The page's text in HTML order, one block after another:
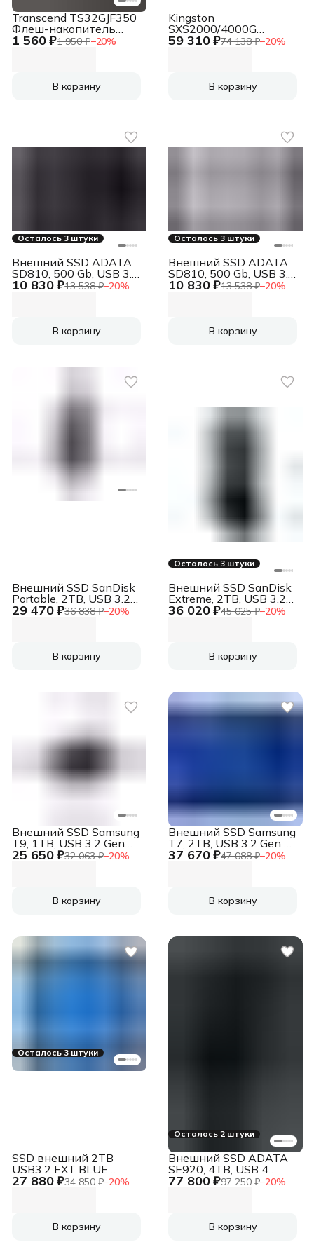
1 560 ₽1 950 ₽−20%
Transcend TS32GJF350
Флеш-накопитель
32GB JetFlash 350
В корзину
59 310 ₽74 138 ₽−20%
Kingston
SXS2000/4000G
Тведотельный
В корзину
Осталось 3 штуки
10 830 ₽13 538 ₽−20%
Внешний SSD ADATA
SD810, 500 Gb, USB 3.2
Gen 2x2 Type-C, R/W
В корзину
Осталось 3 штуки
10 830 ₽13 538 ₽−20%
Внешний SSD ADATA
SD810, 500 Gb, USB 3.2
Gen 2x2 Type-C, R/W
В корзину
29 470 ₽36 838 ₽−20%
Внешний SSD SanDisk
Portable, 2TB, USB 3.2
Gen 2 Type-C, R/W
В корзину
Осталось 3 штуки
36 020 ₽45 025 ₽−20%
Внешний SSD SanDisk
Extreme, 2TB, USB 3.2
Gen 2 Type-C, R/W
В корзину
25 650 ₽32 063 ₽−20%
Внешний SSD Samsung
T9, 1TB, USB 3.2 Gen
2x2 Type-C, R/W
В корзину
37 670 ₽47 088 ₽−20%
Внешний SSD Samsung
T7, 2TB, USB 3.2 Gen 2
Type-C, R/W
В корзину
Осталось 3 штуки
27 880 ₽34 850 ₽−20%
SSD внешний 2TB
USB3.2 EXT BLUE
SD620-2TCBL ADATA
В корзину
Осталось 2 штуки
77 800 ₽97 250 ₽−20%
Внешний SSD ADATA
SE920, 4TB, USB 4
Type-C, R/W
В корзину